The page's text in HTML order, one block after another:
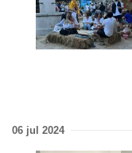
06 jul 2024